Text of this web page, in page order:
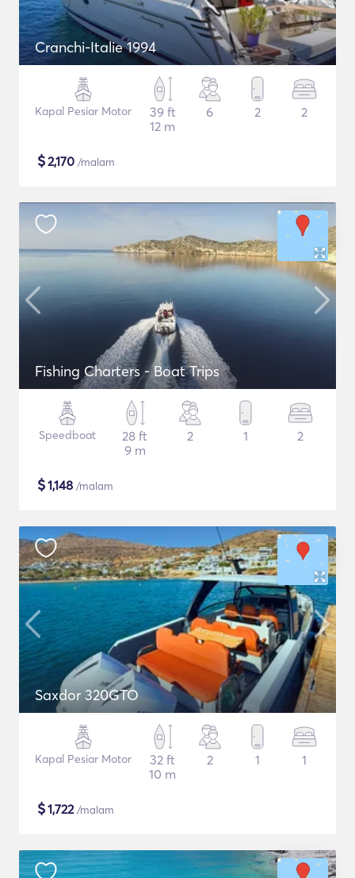
Cranchi-Italie 1994
Kapal Pesiar Motor
39 ft
12 m
6 2 2
$2,170 /malam
Fishing Charters - Boat Trips
Speedboat
28 ft
9 m
2 1 2
$1,148 /malam
Saxdor 320GTO
Kapal Pesiar Motor
32 ft
10 m
2 1 1
$1,722/malam